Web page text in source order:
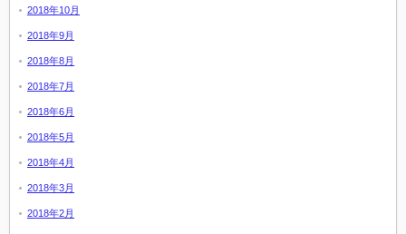
2018年10月
2018年9月
2018年8月
2018年7月
2018年6月
2018年5月
2018年4月
2018年3月
2018年2月